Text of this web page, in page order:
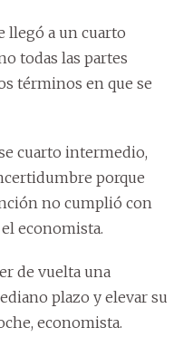
llegó a un cuarto
todas las partes
términos en que se
cuarto intermedio,
porque
no cumplió con
economista.
de vuelta una
plazo y elevar su
economista.